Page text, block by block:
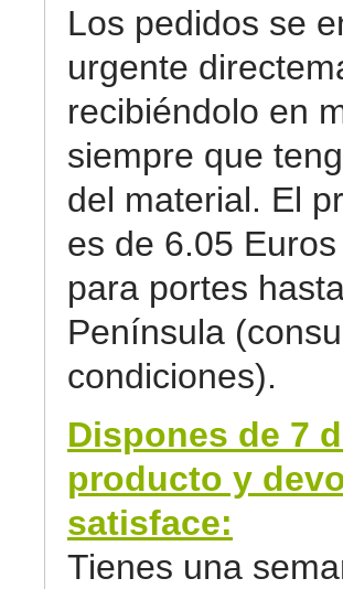
Los pedidos se
urgente
recibiéndolo en
siempre que
del material. El
es de 6.05
para portes
Península
condiciones).
Dispones de 7
producto y
satisface:
Tienes una